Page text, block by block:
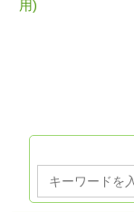
用)
Search
for: